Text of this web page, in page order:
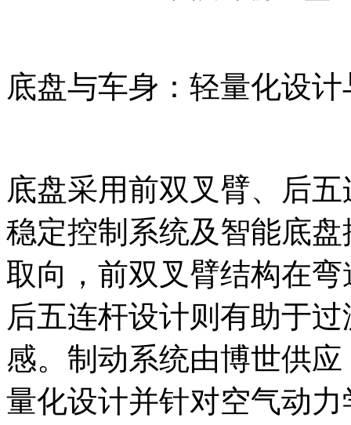
底盘与车身：轻量化设
底盘采用前双叉臂、后
稳定控制系统及智能底
取向，前双叉臂结构在
后五连杆设计则有助于
感。制动系统由博世供
量化设计并针对空气动